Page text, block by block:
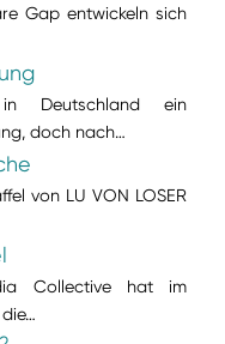
Gap entwickeln sich
Deutschland ein
doch nach…
von LU VON LOSER
Collective hat im